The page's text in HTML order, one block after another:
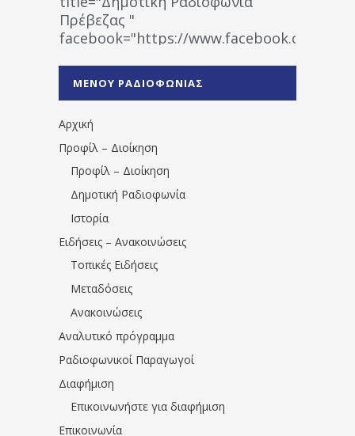
Πρέβεζας "
facebook="https://www.facebook.com/
1531194763766854/" artist="" ]
ΜΕΝΟΥ ΡΑΔΙΟΦΩΝΙΑΣ
Αρχική
Προφίλ – Διοίκηση
Προφίλ – Διοίκηση
Δημοτική Ραδιοφωνία
Ιστορία
Ειδήσεις – Ανακοινώσεις
Τοπικές Ειδήσεις
Μεταδόσεις
Ανακοινώσεις
Αναλυτικό πρόγραμμα
Ραδιοφωνικοί Παραγωγοί
Διαφήμιση
Επικοινωνήστε για διαφήμιση
Επικοινωνία